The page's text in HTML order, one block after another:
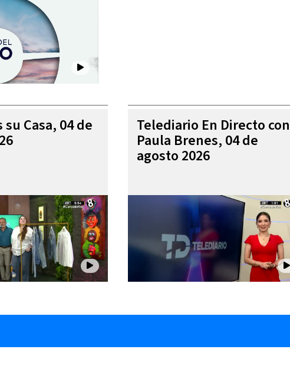
su Casa, 04 de Telediario En Directo con
Paula Brenes, 04 de
agosto 2026